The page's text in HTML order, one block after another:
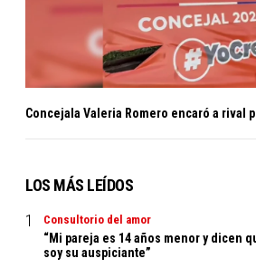
Concejala Valeria Romero encaró a rival
LOS MÁS LEÍDOS
Consultorio del amor
“Mi pareja es 14 años menor y dicen
soy su auspiciante”